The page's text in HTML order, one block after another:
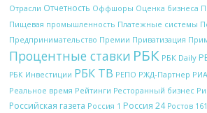
Отрасли Отчетность Оффшоры Оценка бизнеса
Пищевая промышленность Платежные системы
Предпринимательство Премии Приватизация
Процентные ставки РБК РБК Daily
РБК Инвестиции РБК ТВ РЕПО РЖД-Партнер
Реальное время Рейтинги Ресторанный бизнес
Российская газета Россия 1 Россия 24 Ростов 161